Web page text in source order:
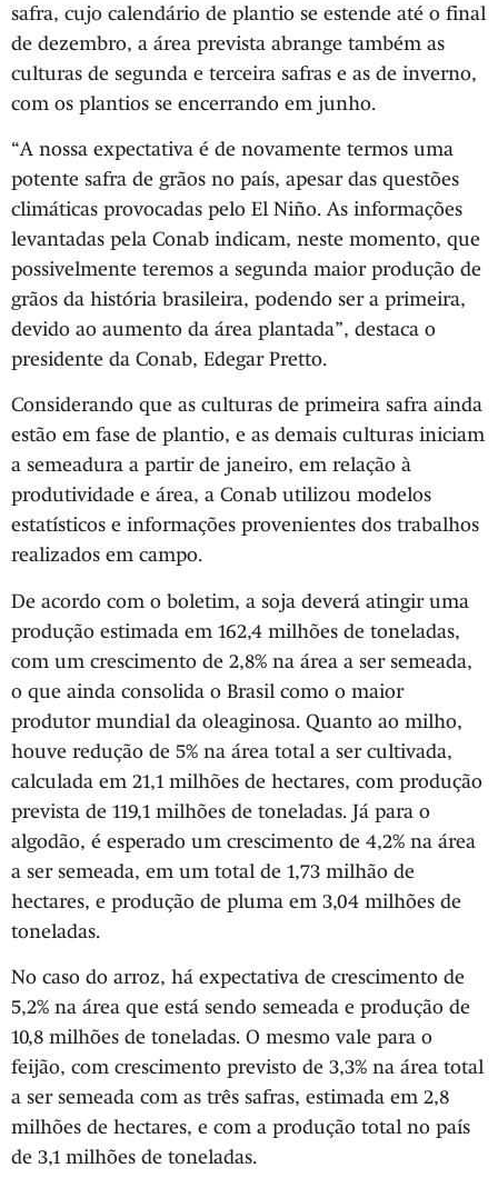
safra, cujo calendário de plantio se estende até o final
de dezembro, a área prevista abrange também as
culturas de segunda e terceira safras e as de inverno,
com os plantios se encerrando em junho.
“A nossa expectativa é de novamente termos uma
potente safra de grãos no país, apesar das questões
climáticas provocadas pelo El Niño. As informações
levantadas pela Conab indicam, neste momento, que
possivelmente teremos a segunda maior produção de
grãos da história brasileira, podendo ser a primeira,
devido ao aumento da área plantada”, destaca o
presidente da Conab, Edegar Pretto.
Considerando que as culturas de primeira safra ainda
estão em fase de plantio, e as demais culturas iniciam
a semeadura a partir de janeiro, em relação à
produtividade e área, a Conab utilizou modelos
estatísticos e informações provenientes dos trabalhos
realizados em campo.
De acordo com o boletim, a soja deverá atingir uma
produção estimada em 162,4 milhões de toneladas,
com um crescimento de 2,8% na área a ser semeada,
o que ainda consolida o Brasil como o maior
produtor mundial da oleaginosa. Quanto ao milho,
houve redução de 5% na área total a ser cultivada,
calculada em 21,1 milhões de hectares, com produção
prevista de 119,1 milhões de toneladas. Já para o
algodão, é esperado um crescimento de 4,2% na área
a ser semeada, em um total de 1,73 milhão de
hectares, e produção de pluma em 3,04 milhões de
toneladas.
No caso do arroz, há expectativa de crescimento de
5,2% na área que está sendo semeada e produção de
10,8 milhões de toneladas. O mesmo vale para o
feijão, com crescimento previsto de 3,3% na área total
a ser semeada com as três safras, estimada em 2,8
milhões de hectares, e com a produção total no país
de 3,1 milhões de toneladas.